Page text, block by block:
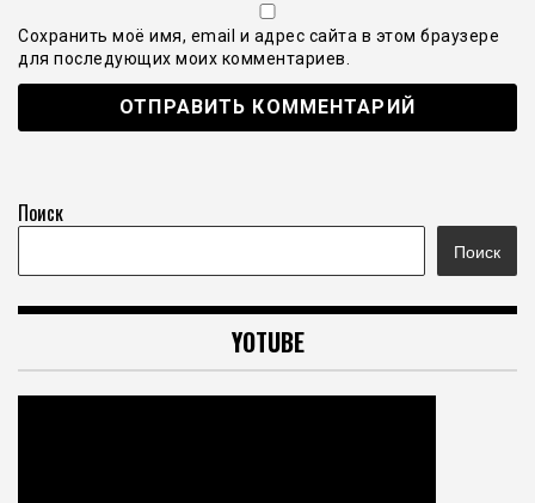
Сохранить моё имя, email и адрес сайта в этом браузере
для последующих моих комментариев.
Поиск
Поиск
YOTUBE